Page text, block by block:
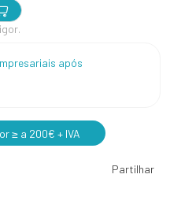
após
≥ a 200€ + IVA
Partilhar